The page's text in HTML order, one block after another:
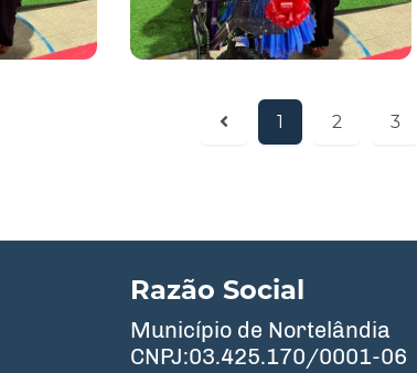
1 2 3
Razão Social
Município de Nortelândia
CNPJ:03.425.170/0001-06